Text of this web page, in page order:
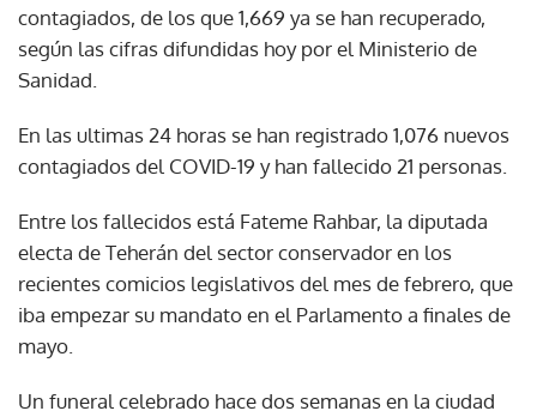
contagiados, de los que 1,669 ya se han recuperado,
según las cifras difundidas hoy por el Ministerio de
Sanidad.
En las ultimas 24 horas se han registrado 1,076 nuevos
contagiados del COVID-19 y han fallecido 21 personas.
Entre los fallecidos está Fateme Rahbar, la diputada
electa de Teherán del sector conservador en los
recientes comicios legislativos del mes de febrero, que
iba empezar su mandato en el Parlamento a finales de
mayo.
Un funeral celebrado hace dos semanas en la ciudad